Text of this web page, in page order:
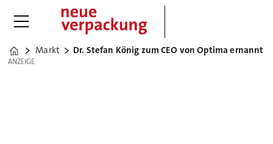
Home
Markt Dr. Stefan König zum CEO von Optima ernannt
ANZEIGE
ANZEIGE